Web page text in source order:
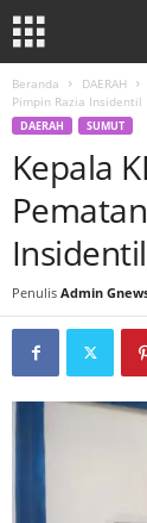
Beranda DAERAH
Pimpin Razia Insidentil
DAERAH SUMUT
Kepala
Insidentil
Penulis Admin